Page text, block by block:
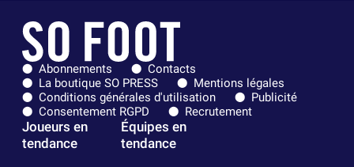
Abonnements
Contacts
La boutique SO PRESS
Mentions légales
Conditions générales d'utilisation
Publicité
Consentement RGPD
Recrutement
Joueurs en
tendance
Équipes en
tendance